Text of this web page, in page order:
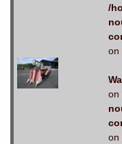
/
on
on
on